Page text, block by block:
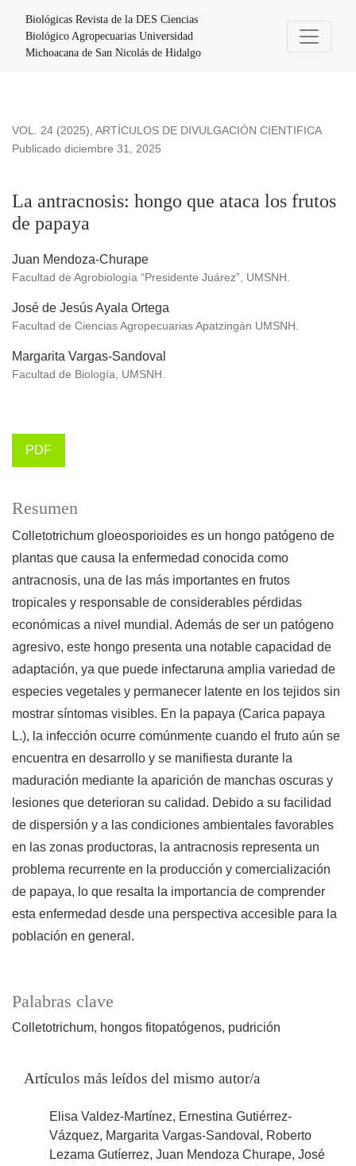
Biológicas Revista de la DES Ciencias
Biológico Agropecuarias Universidad
Michoacana de San Nicolás de Hidalgo
VOL. 24 (2025), ARTÍCULOS DE DIVULGACIÓN CIENTIFICA
La antracnosis: hongo que ataca los frutos
de papaya
Publicado diciembre 31, 2025
Juan Mendoza-Churape
Facultad de Agrobiología “Presidente Juárez”, UMSNH.
José de Jesús Ayala Ortega
Facultad de Ciencias Agropecuarias Apatzingán UMSNH.
Margarita Vargas-Sandoval
Facultad de Biología, UMSNH.
PDF
Palabras clave
Colletotrichum hongos fitopatógenos pudrición
Resumen
Colletotrichum gloeosporioides es un hongo patógeno de
plantas que causa la enfermedad conocida como
antracnosis, una de las más importantes en frutos
tropicales y responsable de considerables pérdidas
económicas a nivel mundial. Además de ser un patógeno
agresivo, este hongo presenta una notable capacidad de
adaptación, ya que puede infectaruna amplia variedad de
especies vegetales y permanecer latente en los tejidos sin
mostrar síntomas visibles. En la papaya (Carica papaya
L.), la infección ocurre comúnmente cuando el fruto aún se
encuentra en desarrollo y se manifiesta durante la
maduración mediante la aparición de manchas oscuras y
lesiones que deterioran su calidad. Debido a su facilidad
de dispersión y a las condiciones ambientales favorables
en las zonas productoras, la antracnosis representa un
problema recurrente en la producción y comercialización
de papaya, lo que resalta la importancia de comprender
esta enfermedad desde una perspectiva accesible para la
población en general.
Artículos más leídos del mismo autor/a
Elisa Valdez-Martínez, Ernestina Gutiérrez-
Vázquez, Margarita Vargas-Sandoval, Roberto
Lezama Gutíerrez, Juan Mendoza Churape, José